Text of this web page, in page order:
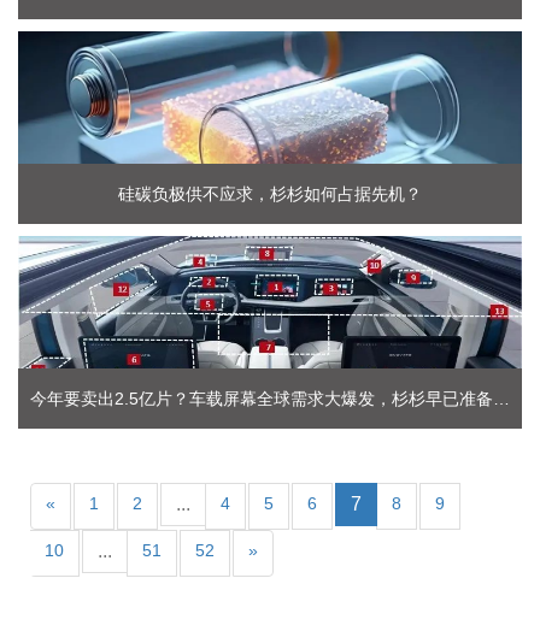
硅碳负极供不应求，杉杉如何占据先机？
今年要卖出2.5亿片？车载屏幕全球需求大爆发，杉杉早已准备好
« 1 2 ... 4 5 6 7 8 9
10 ... 51 52 »